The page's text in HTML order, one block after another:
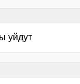
уйдут